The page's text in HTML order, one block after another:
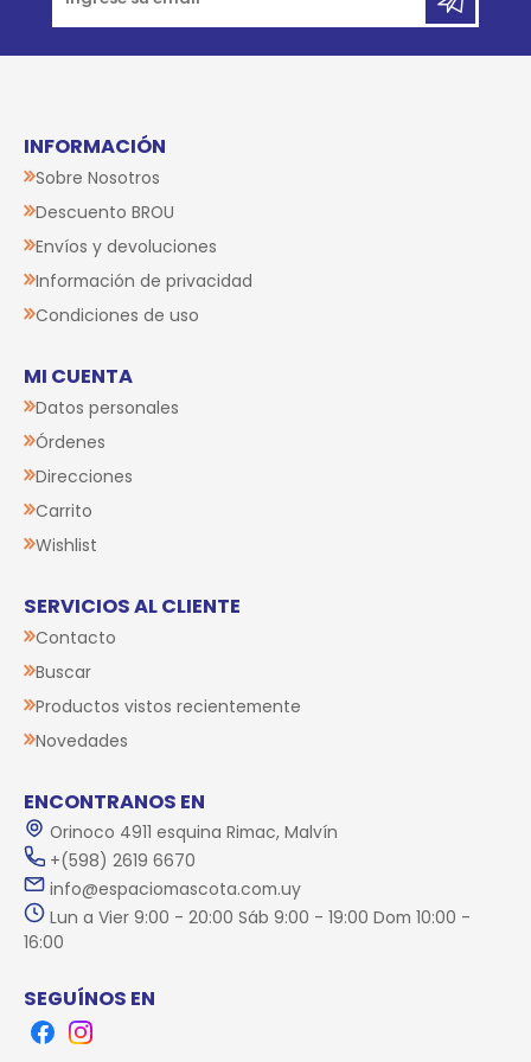
INFORMACIÓN
Sobre Nosotros
Descuento BROU
Envíos y devoluciones
Información de privacidad
Condiciones de uso
MI CUENTA
Datos personales
Órdenes
Direcciones
Carrito
Wishlist
SERVICIOS AL CLIENTE
Contacto
Buscar
Productos vistos recientemente
Novedades
ENCONTRANOS EN
Orinoco 4911 esquina Rimac, Malvín
+(598) 2619 6670
info@espaciomascota.com.uy
Lun a Vier 9:00 - 20:00 Sáb 9:00 - 19:00 Dom 10:00 -
16:00
SEGUÍNOS EN
FacebookInstagram